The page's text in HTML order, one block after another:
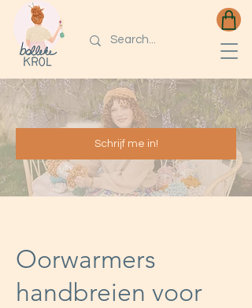
Schrijf me in!
Oorwarmers
handbreien voor